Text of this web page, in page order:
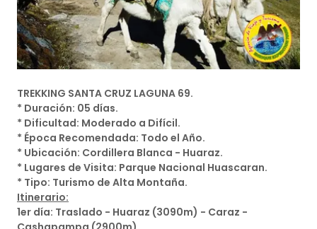
TREKKING SANTA CRUZ LAGUNA 69.
* Duración: 05 días.
* Dificultad: Moderado a Difícil.
* Época Recomendada: Todo el Año.
* Ubicación: Cordillera Blanca - Huaraz.
* Lugares de Visita: Parque Nacional Huascaran.
* Tipo: Turismo de Alta Montaña.
Itinerario:
1er día: Traslado - Huaraz (3090m) - Caraz -